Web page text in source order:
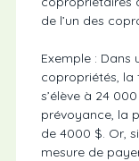
de l’un des
Exemple :
copropriétés,
s’élève à 24
prévoyance, la
de 4000 $. Or,
mesure de